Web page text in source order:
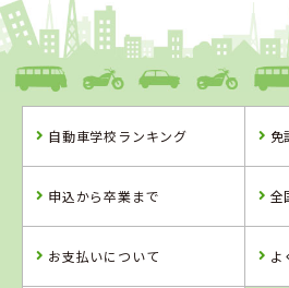
愛媛県
八幡浜自動車教習所
詳 細
習所
自動車学校ランキング 免
申込から卒業まで 全
お支払いについて よ